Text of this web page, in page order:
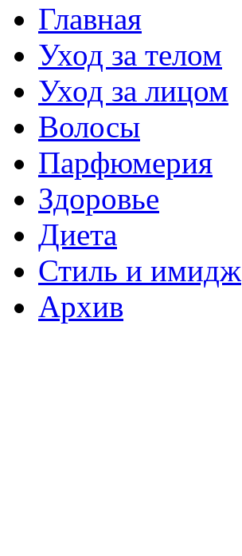
Главная
Уход за телом
Уход за лицом
Волосы
Парфюмерия
Здоровье
Диета
Стиль и имидж
Архив